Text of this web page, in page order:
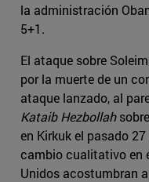
la administración
5+1.
El ataque sobre
por la muerte de un
ataque lanzado, al
Kataib Hezbollah
en Kirkuk el pasado
cambio cualitativo en
Unidos acostumbran